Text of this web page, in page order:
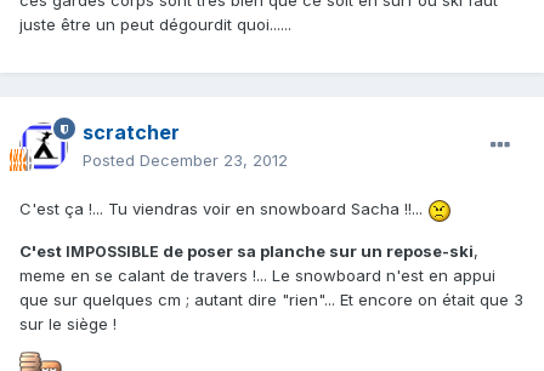
juste être un peut dégourdit quoi......
scratcher
Posted December 23, 2012
C'est ça !... Tu viendras voir en snowboard Sacha !!...
C'est IMPOSSIBLE de poser sa planche sur un repose-ski,
meme en se calant de travers !... Le snowboard n'est en appui
que sur quelques cm ; autant dire "rien"... Et encore on était que 3
sur le siège !